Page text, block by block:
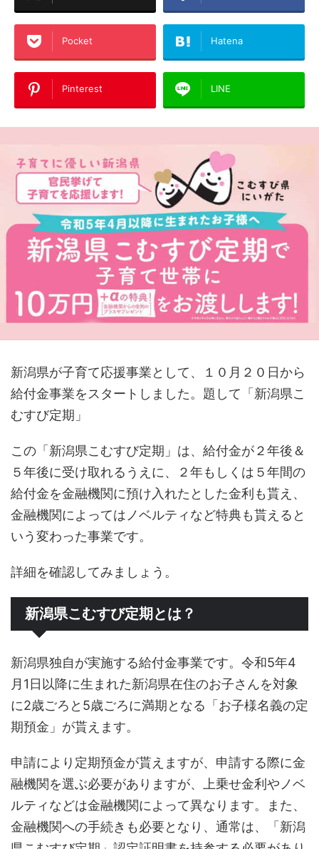
Pocket Hatena
Pinterest LINE
新潟県が子育て応援事業として、１０月２０日から
給付金事業をスタートしました。題して「新潟県こ
むすび定期」
この「新潟県こむすび定期」は、給付金が２年後＆
５年後に受け取れるうえに、２年もしくは５年間の
給付金を金融機関に預け入れたとした金利も貰え、
金融機関によってはノベルティなど特典も貰えると
いう変わった事業です。
詳細を確認してみましょう。
新潟県こむすび定期とは？
新潟県独自が実施する給付金事業です。令和5年4
月1日以降に生まれた新潟県在住のお子さんを対象
に2歳ごろと5歳ごろに満期となる「お子様名義の定
期預金」が貰えます。
申請により定期預金が貰えますが、申請する際に金
融機関を選ぶ必要がありますが、上乗せ金利やノベ
ルティなどは金融機関によって異なります。また、
金融機関への手続きも必要となり、通常は、「新潟